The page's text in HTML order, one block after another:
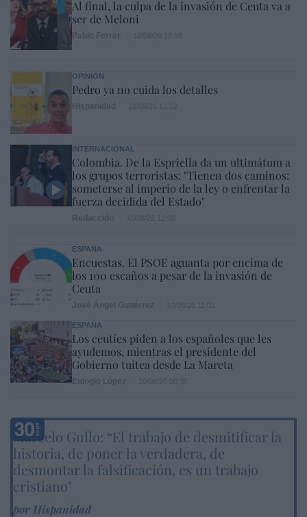
Al final, la culpa de la invasión de Ceuta va a
ser de Meloni
OPINIÓN
Pedro ya no cuida los detalles
INTERNACIONAL
Colombia. De la Espriella da un ultimátum a
los grupos terroristas: "Tienen dos caminos:
someterse al imperio de la ley o enfrentar la
fuerza decidida del Estado"
ESPAÑA
Encuestas. El PSOE aguanta por encima de
los 100 escaños a pesar de la invasión de
Ceuta
ESPAÑA
Los ceutíes piden a los españoles que les
ayudemos, mientras el presidente del
Gobierno tuitea desde La Mareta
Marcelo Gullo: “El trabajo de desmitificar la
historia, de poner la verdadera, de
desmontar la falsificación, es un trabajo
cristiano"
por Hispanidad